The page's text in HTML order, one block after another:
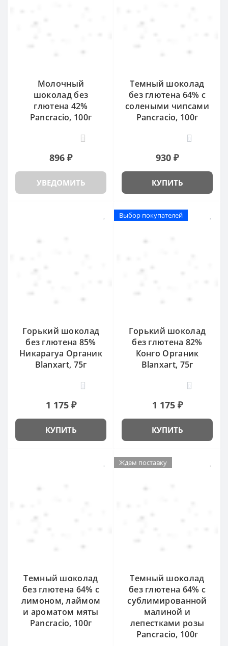
Молочный
шоколад без
глютена 42%
Pancracio, 100г
896 ₽
УВЕДОМИТЬ
Темный шоколад
без глютена 64% с
солеными чипсами
Pancracio, 100г
930 ₽
КУПИТЬ
Горький шоколад
без глютена 85%
Никарагуа Органик
Blanxart, 75г
1 175 ₽
КУПИТЬ
Выбор покупателей
Горький шоколад
без глютена 82%
Конго Органик
Blanxart, 75г
1 175 ₽
КУПИТЬ
Темный шоколад
без глютена 64% с
лимоном, лаймом
и ароматом мяты
Pancracio, 100г
Ждем поставку
Темный шоколад
без глютена 64% с
сублимированной
малиной и
лепестками розы
Pancracio, 100г